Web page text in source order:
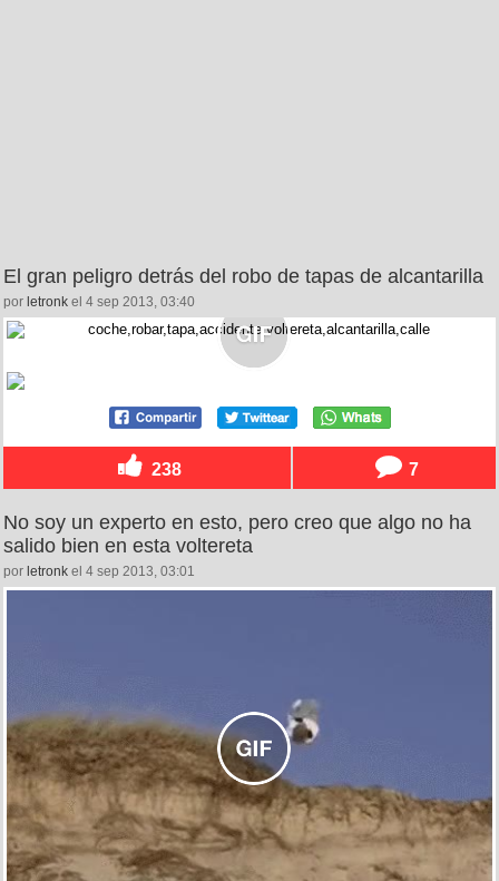
El gran peligro detrás del robo de tapas de alcantarilla
por letronk el 4 sep 2013, 03:40
238 7
No soy un experto en esto, pero creo que algo no ha
salido bien en esta voltereta
por letronk el 4 sep 2013, 03:01